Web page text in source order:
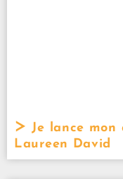
Je lance
Laureen David